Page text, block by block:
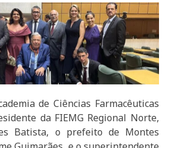
de Ciências Farmacêuticas
da FIEMG Regional Norte,
Batista, o prefeito de Montes